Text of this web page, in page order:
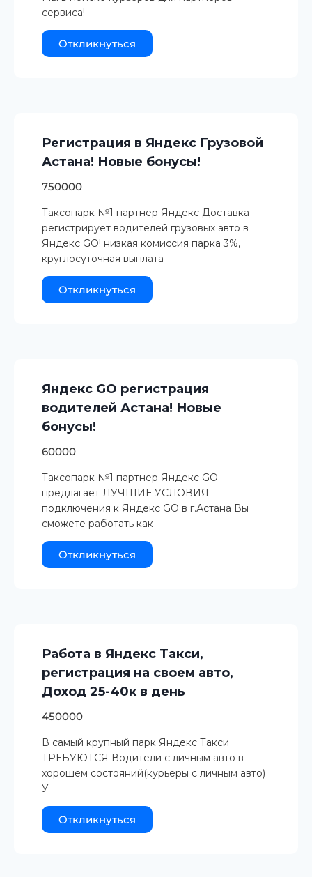
сервиса!
Откликнуться
Регистрация в Яндекс Грузовой
Астана! Новые бонусы!
750000
Таксопарк №1 партнер Яндекс Доставка
регистрирует водителей грузовых авто в
Яндекс GO! низкая комиссия парка 3%,
круглосуточная выплата
Откликнуться
Яндекс GO регистрация
водителей Астана! Новые
бонусы!
60000
Таксопарк №1 партнер Яндекс GO
предлагает ЛУЧШИЕ УСЛОВИЯ
подключения к Яндекс GO в г.Астана Вы
сможете работать как
Откликнуться
Работа в Яндекс Такси,
регистрация на своем авто,
Доход 25-40к в день
450000
В самый крупный парк Яндекс Такси
ТРЕБУЮТСЯ Водители с личным авто в
хорошем состояний(курьеры с личным авто)
У
Откликнуться